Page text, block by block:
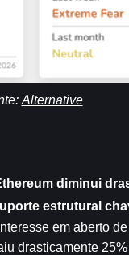
Alternative
diminui
estrutural
em aberto
drasticamente